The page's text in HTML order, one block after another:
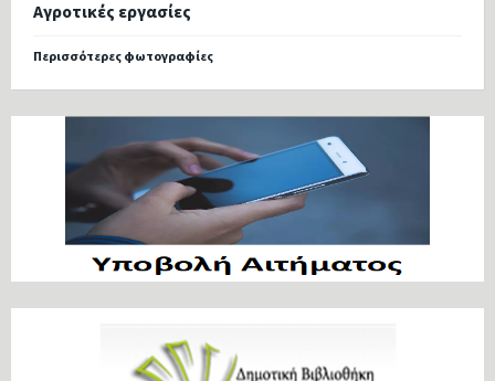
Αγροτικές εργασίες
Περισσότερες φωτογραφίες